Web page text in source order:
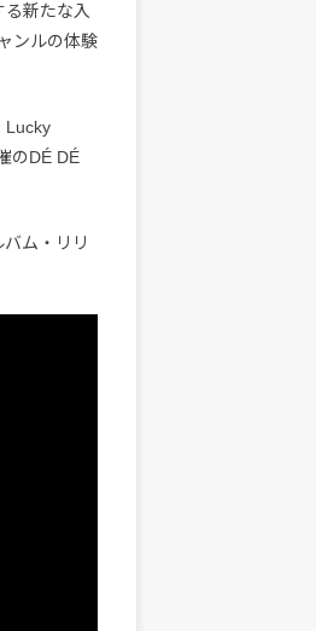
る新たな入
ンルの体験
Lucky
のDÉ DÉ
ム・リリ